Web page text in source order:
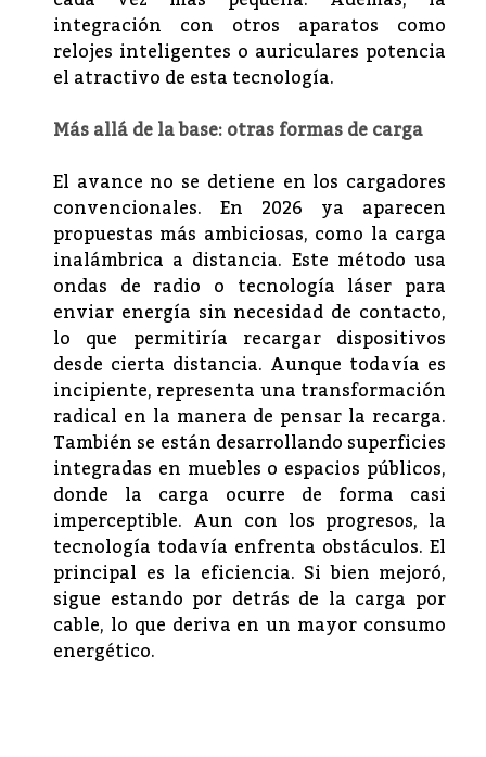
integración con otros aparatos como
relojes inteligentes o auriculares potencia
el atractivo de esta tecnología.
Más allá de la base: otras formas de carga
El avance no se detiene en los cargadores
convencionales. En 2026 ya aparecen
propuestas más ambiciosas, como la carga
inalámbrica a distancia. Este método usa
ondas de radio o tecnología láser para
enviar energía sin necesidad de contacto,
lo que permitiría recargar dispositivos
desde cierta distancia. Aunque todavía es
incipiente, representa una transformación
radical en la manera de pensar la recarga.
También se están desarrollando superficies
integradas en muebles o espacios públicos,
donde la carga ocurre de forma casi
imperceptible. Aun con los progresos, la
tecnología todavía enfrenta obstáculos. El
principal es la eficiencia. Si bien mejoró,
sigue estando por detrás de la carga por
cable, lo que deriva en un mayor consumo
energético.